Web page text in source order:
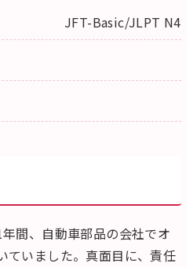
JFT-Basic/JLPT N4
間、自動車部品の会社でオ
ていました。真面目に、責任